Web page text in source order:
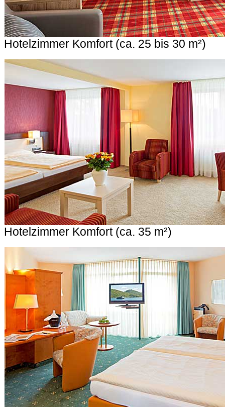
Hotelzimmer Komfort (ca. 25 bis 30 m²)
Hotelzimmer Komfort (ca. 35 m²)